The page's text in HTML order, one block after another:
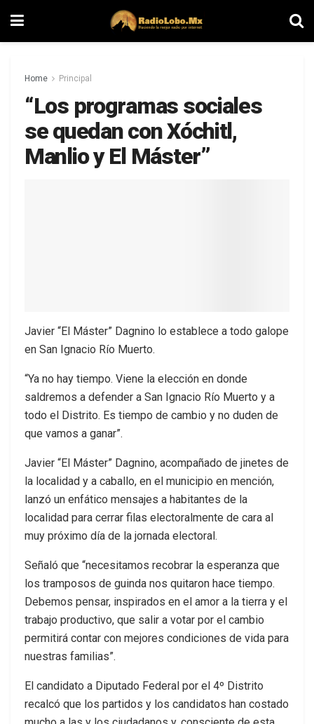
Home Principal
“Los programas sociales
se quedan con Xóchitl,
Manlio y El Máster”
Javier “El Máster” Dagnino lo establece a todo galope
en San Ignacio Río Muerto.
“Ya no hay tiempo. Viene la elección en donde
saldremos a defender a San Ignacio Río Muerto y a
todo el Distrito. Es tiempo de cambio y no duden de
que vamos a ganar”.
Javier “El Máster” Dagnino, acompañado de jinetes de
la localidad y a caballo, en el municipio en mención,
lanzó un enfático mensajes a habitantes de la
localidad para cerrar filas electoralmente de cara al
muy próximo día de la jornada electoral.
Señaló que “necesitamos recobrar la esperanza que
los tramposos de guinda nos quitaron hace tiempo.
Debemos pensar, inspirados en el amor a la tierra y el
trabajo productivo, que salir a votar por el cambio
permitirá contar con mejores condiciones de vida para
nuestras familias”.
El candidato a Diputado Federal por el 4º Distrito
recalcó que los partidos y los candidatos han costado